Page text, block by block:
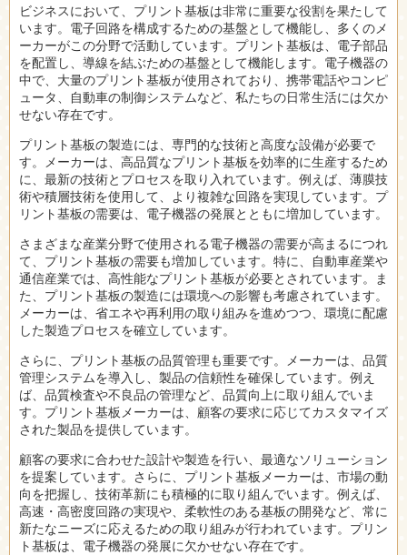
ビジネスにおいて、プリント基板は非常に重要な役割を果たして
います。 電子回路を構成するための基盤として機能し、多くのメ
ーカーがこの分野で活動しています。プリント基板は、電子部品
を配置し、導線を結ぶための基盤として機能します。電子機器の
中で、大量のプリント基板が使用されており、携帯電話やコンピ
ュータ、自動車の制御システムなど、私たちの日常生活には欠か
せない存在です。
プリント基板の製造には、専門的な技術と高度な設備が必要で
す。メーカーは、高品質なプリント基板を効率的に生産するため
に、最新の技術とプロセスを取り入れています。例えば、薄膜技
術や積層技術を使用して、より複雑な回路を実現しています。プ
リント基板の需要は、電子機器の発展とともに増加しています。
さまざまな産業分野で使用される電子機器の需要が高まるにつれ
て、プリント基板の需要も増加しています。特に、自動車産業や
通信産業では、高性能なプリント基板が必要とされています。ま
た、プリント基板の製造には環境への影響も考慮されています。
メーカーは、省エネや再利用の取り組みを進めつつ、環境に配慮
した製造プロセスを確立しています。
さらに、プリント基板の品質管理も重要です。メーカーは、品質
管理システムを導入し、製品の信頼性を確保しています。例え
ば、品質検査や不良品の管理など、品質向上に取り組んでいま
す。プリント基板メーカーは、顧客の要求に応じてカスタマイズ
された製品を提供しています。
顧客の要求に合わせた設計や製造を行い、最適なソリューション
を提案しています。さらに、プリント基板メーカーは、市場の動
向を把握し、技術革新にも積極的に取り組んでいます。例えば、
高速・高密度回路の実現や、柔軟性のある基板の開発など、常に
新たなニーズに応えるための取り組みが行われています。プリン
ト基板は、電子機器の発展に欠かせない存在です。